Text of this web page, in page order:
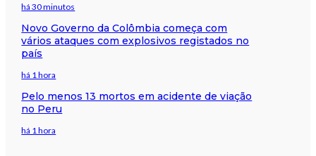
há 30 minutos
Novo Governo da Colômbia começa com
vários ataques com explosivos registados no
país
há 1 hora
Pelo menos 13 mortos em acidente de viação
no Peru
há 1 hora